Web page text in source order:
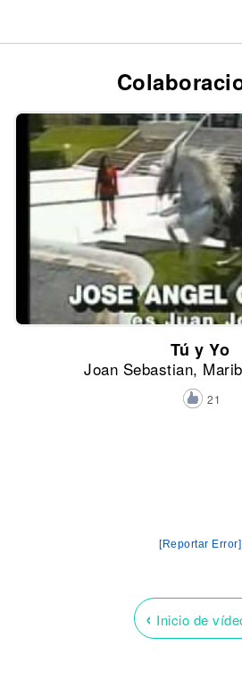
Tú y Yo
Joan Sebastian,
21
[Reportar Error]
‹ Inicio de